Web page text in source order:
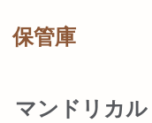
保管庫
マンドリカ